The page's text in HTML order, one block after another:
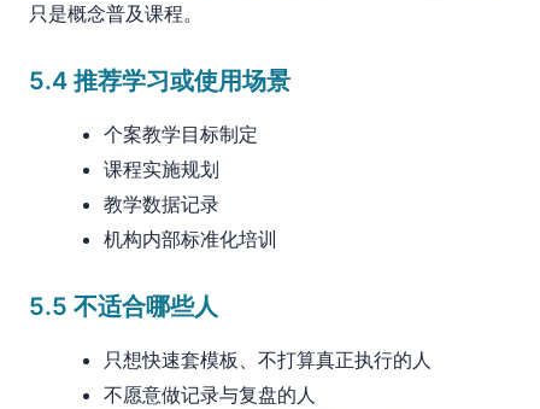
只是概念普及课程。
5.4 推荐学习或使用场景
个案教学目标制定
课程实施规划
教学数据记录
机构内部标准化培训
5.5 不适合哪些人
只想快速套模板、不打算真正执行的人
不愿意做记录与复盘的人